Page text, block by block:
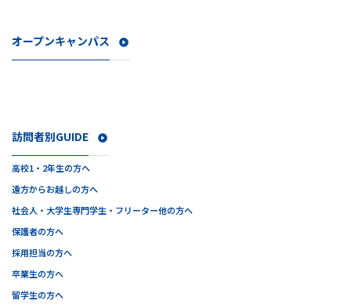
訪問者別GUIDE
高校1・2年生の方へ
遠方からお越しの方へ
社会人・大学生専門学生・フリーター他の方へ
保護者の方へ
採用担当の方へ
卒業生の方へ
留学生の方へ
オープンキャンパス